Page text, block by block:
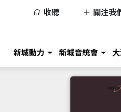
收聽 關注我
新城動力 新城音統會